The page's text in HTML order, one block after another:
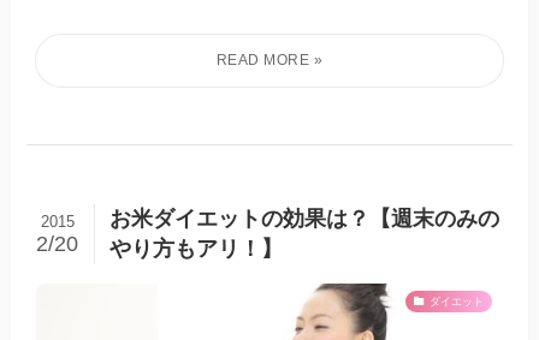
お米ダイエットの効果は？【週末のみの
やり方もアリ！】
2015
2/20
ダイエット